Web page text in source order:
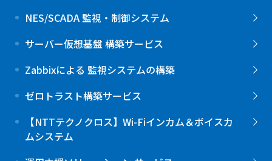
NES/SCADA 監視・制御システム
サーバー仮想基盤 構築サービス
Zabbixによる 監視システムの構築
ゼロトラスト構築サービス
【NTTテクノクロス】Wi-Fiインカム＆ボイスカ
ムシステム